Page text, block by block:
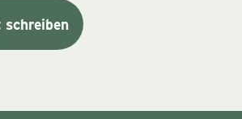
schreiben